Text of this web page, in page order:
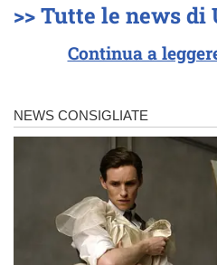
>> Tutte le news di
Continua a